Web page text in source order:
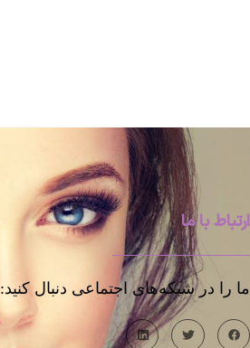
ارتباط با ما
ما را در شبکه‌های اجتماعی دنبال کنید: